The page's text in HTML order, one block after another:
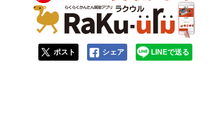
ポスト シェア LINEで送る